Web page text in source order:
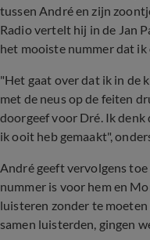
tussen André en zijn
Radio vertelt hij in de Jan
het mooiste nummer dat ik
"Het gaat over dat ik in de
met de neus op de feiten
doorgeef voor Dré. Ik
ik ooit heb gemaakt",
André geeft vervolgens
nummer is voor hem en
luisteren zonder te
samen luisterden, gingen